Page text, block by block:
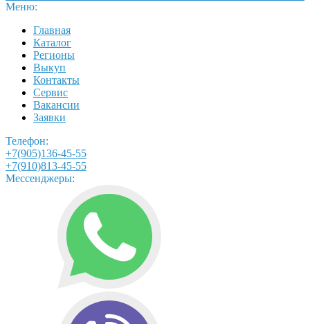
Меню:
Главная
Каталог
Регионы
Выкуп
Контакты
Сервис
Вакансии
Заявки
Телефон:
+7(905)136-45-55
+7(910)813-45-55
Мессенджеры: